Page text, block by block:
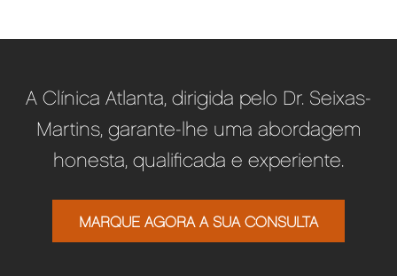
A Clínica Atlanta, dirigida pelo Dr. Seixas-
Martins, garante-lhe uma abordagem
honesta, qualificada e experiente.
MARQUE AGORA A SUA CONSULTA